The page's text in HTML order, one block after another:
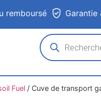
remboursé Garantie
Fuel/ Cuve de transport